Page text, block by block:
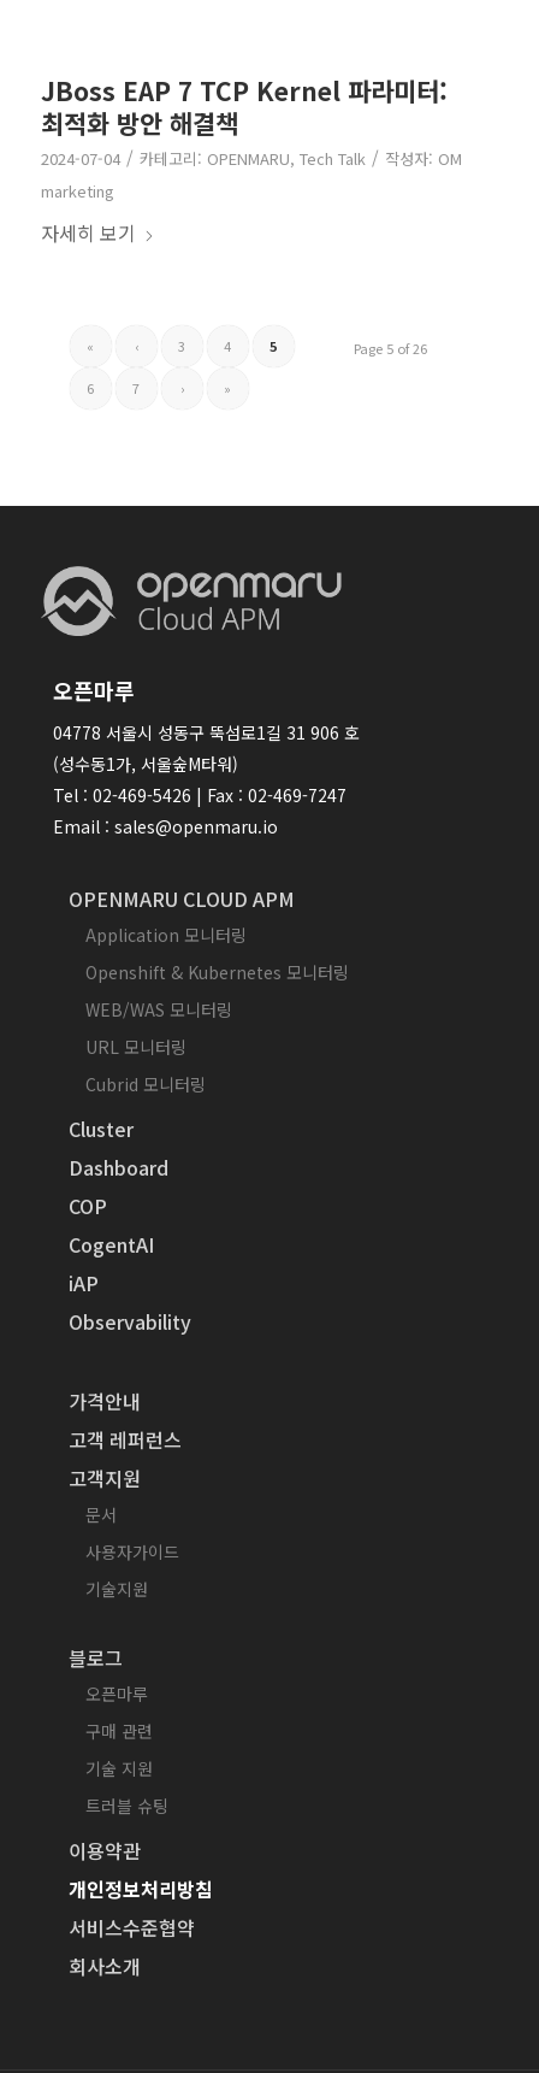
JBoss EAP 7 TCP Kernel 파라미터:
최적화 방안 해결책
2024-07-04 / 카테고리: OPENMARU, Tech Talk / 작성자: OM
marketing
자세히 보기
Page 5 of 26
« ‹ 3 4 5
6 7 › »
오픈마루
04778 서울시 성동구 뚝섬로1길 31 906 호
(성수동1가, 서울숲M타워)
Tel : 02-469-5426 | Fax : 02-469-7247
Email : sales@openmaru.io
OPENMARU CLOUD APM
Application 모니터링
Openshift & Kubernetes 모니터링
WEB/WAS 모니터링
URL 모니터링
Cubrid 모니터링
Cluster
Dashboard
COP
CogentAI
iAP
Observability
가격안내
고객 레퍼런스
고객지원
문서
사용자가이드
기술지원
블로그
오픈마루
구매 관련
기술 지원
트러블 슈팅
이용약관
개인정보처리방침
서비스수준협약
회사소개